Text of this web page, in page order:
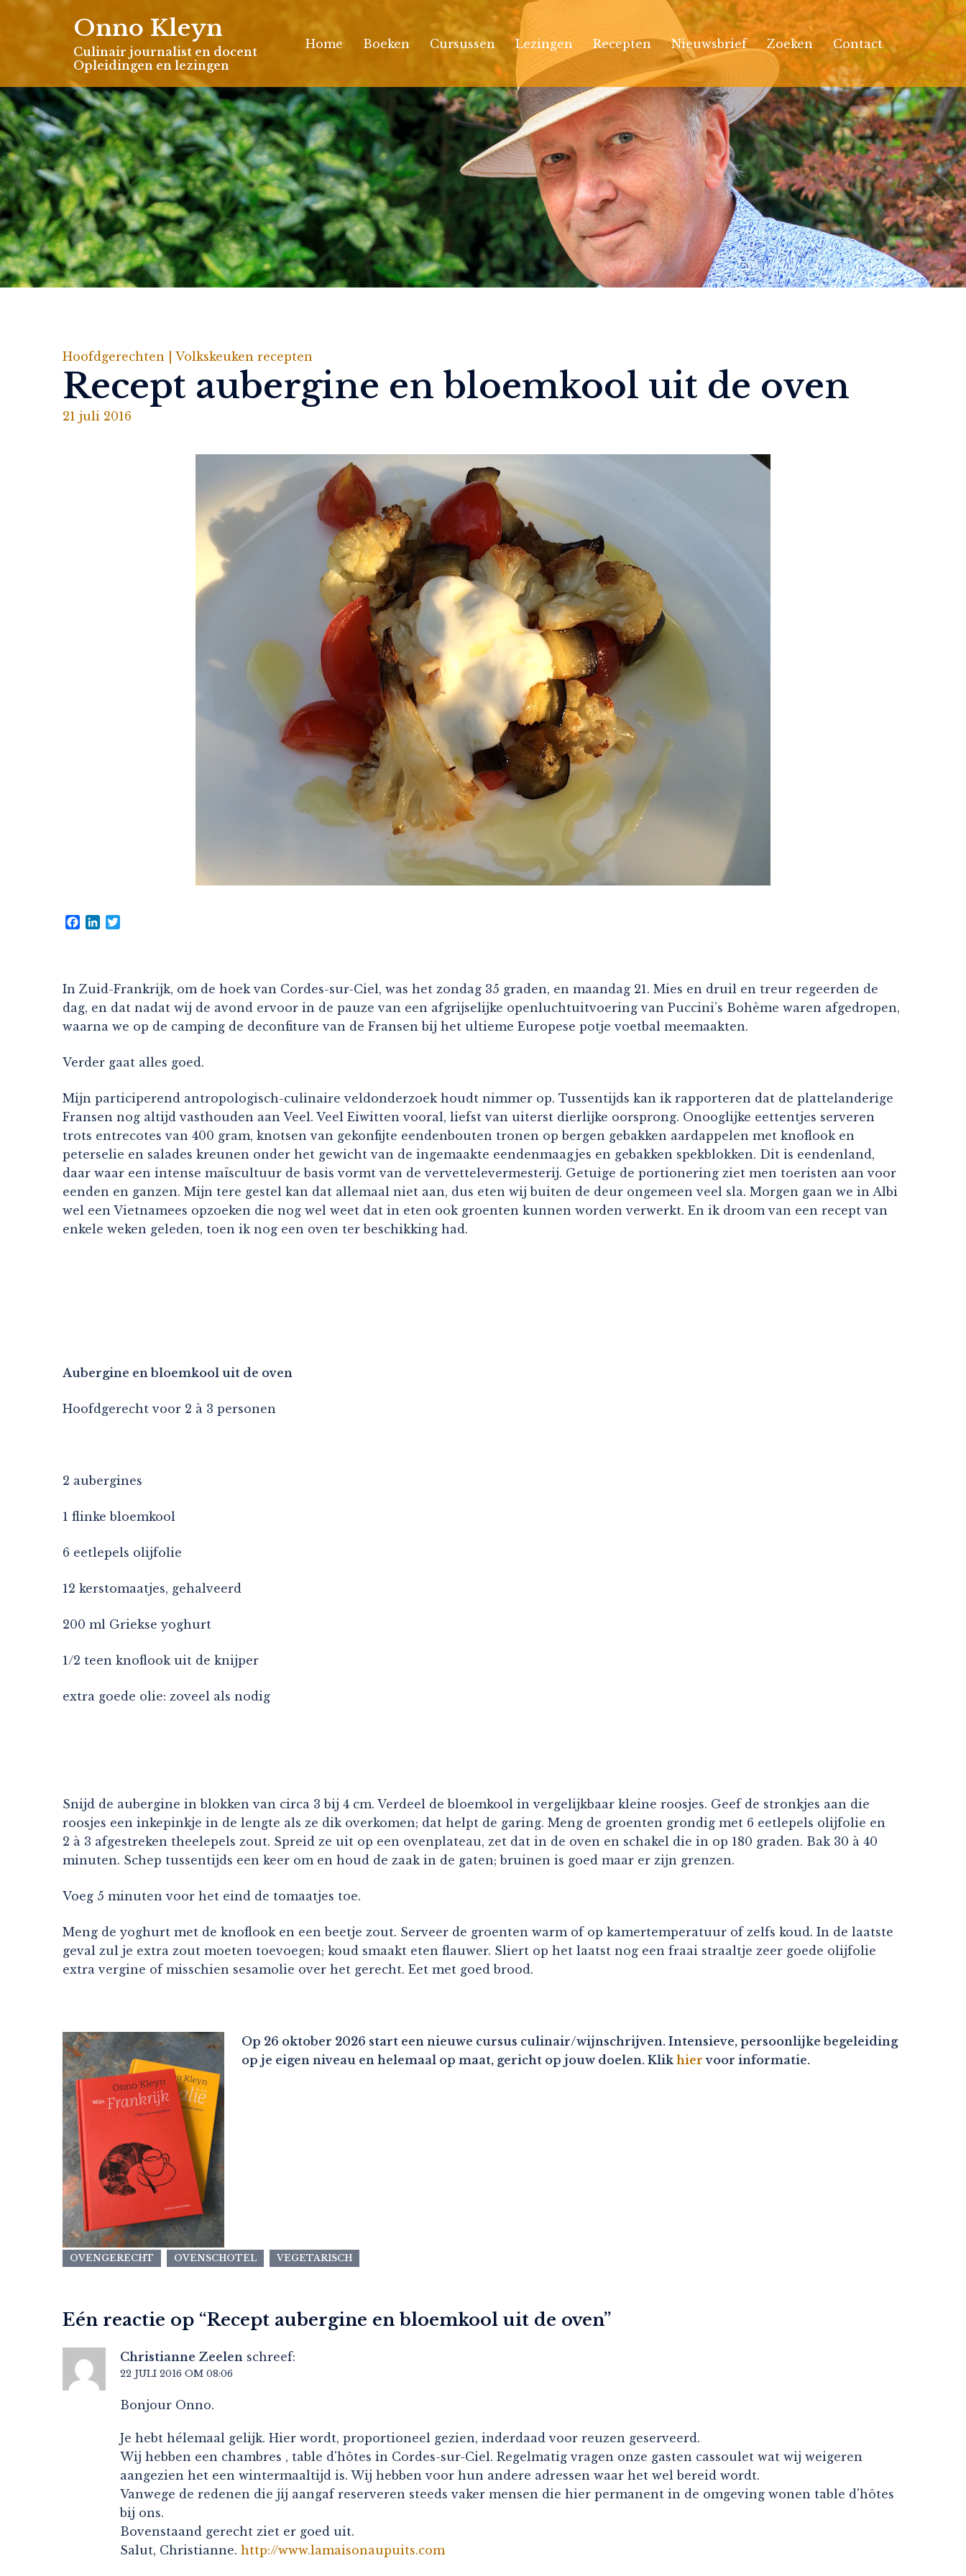
Skip
content
Onno Kleyn
Culinair journalist en docent
Opleidingen en lezingen
Home Boeken Cursussen Lezingen Recepten Nieuwsbrief Zoeken Contact
Hoofdgerechten | Volkskeuken recepten
Recept aubergine en bloemkool uit de oven
21 juli 2016
Facebook
LinkedIn
In Zuid-Frankrijk, om de hoek van Cordes-sur-Ciel, was het zondag 35 graden, en maandag 21. Mies en druil en treur regeerden de
dag, en dat nadat wij de avond ervoor in de pauze van een afgrijselijke openluchtuitvoering van Puccini’s Bohème waren afgedropen,
waarna we op de camping de deconfiture van de Fransen bij het ultieme Europese potje voetbal meemaakten.
Verder gaat alles goed.
Mijn participerend antropologisch-culinaire veldonderzoek houdt nimmer op. Tussentijds kan ik rapporteren dat de plattelanderige
Fransen nog altijd vasthouden aan Veel. Veel Eiwitten vooral, liefst van uiterst dierlijke oorsprong. Onooglijke eettentjes serveren
trots entrecotes van 400 gram, knotsen van gekonfijte eendenbouten tronen op bergen gebakken aardappelen met knoflook en
peterselie en salades kreunen onder het gewicht van de ingemaakte eendenmaagjes en gebakken spekblokken. Dit is eendenland,
daar waar een intense maïscultuur de basis vormt van de vervettelevermesterij. Getuige de portionering ziet men toeristen aan voor
eenden en ganzen. Mijn tere gestel kan dat allemaal niet aan, dus eten wij buiten de deur ongemeen veel sla. Morgen gaan we in Albi
wel een Vietnamees opzoeken die nog wel weet dat in eten ook groenten kunnen worden verwerkt. En ik droom van een recept van
enkele weken geleden, toen ik nog een oven ter beschikking had.
Aubergine en bloemkool uit de oven
Hoofdgerecht voor 2 à 3 personen
2 aubergines
1 flinke bloemkool
6 eetlepels olijfolie
12 kerstomaatjes, gehalveerd
200 ml Griekse yoghurt
1/2 teen knoflook uit de knijper
extra goede olie: zoveel als nodig
Snijd de aubergine in blokken van circa 3 bij 4 cm. Verdeel de bloemkool in vergelijkbaar kleine roosjes. Geef de stronkjes aan die
roosjes een inkepinkje in de lengte als ze dik overkomen; dat helpt de garing. Meng de groenten grondig met 6 eetlepels olijfolie en
2 à 3 afgestreken theelepels zout. Spreid ze uit op een ovenplateau, zet dat in de oven en schakel die in op 180 graden. Bak 30 à 40
minuten. Schep tussentijds een keer om en houd de zaak in de gaten; bruinen is goed maar er zijn grenzen.
Voeg 5 minuten voor het eind de tomaatjes toe.
Meng de yoghurt met de knoflook en een beetje zout. Serveer de groenten warm of op kamertemperatuur of zelfs koud. In de laatste
geval zul je extra zout moeten toevoegen; koud smaakt eten flauwer. Sliert op het laatst nog een fraai straaltje zeer goede olijfolie
extra vergine of misschien sesamolie over het gerecht. Eet met goed brood.
Op 26 oktober 2026 start een nieuwe cursus culinair/wijnschrijven. Intensieve, persoonlijke begeleiding
op je eigen niveau en helemaal op maat, gericht op jouw doelen. Klik hier voor informatie.
OVENGERECHT OVENSCHOTEL VEGETARISCH
Eén reactie op “Recept aubergine en bloemkool uit de oven”
Christianne Zeelen schreef:
22 JULI 2016 OM 08:06
Bonjour Onno.
Je hebt hélemaal gelijk. Hier wordt, proportioneel gezien, inderdaad voor reuzen geserveerd.
Wij hebben een chambres , table d'hôtes in Cordes-sur-Ciel. Regelmatig vragen onze gasten cassoulet wat wij weigeren
aangezien het een wintermaaltijd is. Wij hebben voor hun andere adressen waar het wel bereid wordt.
Vanwege de redenen die jij aangaf reserveren steeds vaker mensen die hier permanent in de omgeving wonen table d'hôtes
bij ons.
Bovenstaand gerecht ziet er goed uit.
Salut, Christianne. http://www.lamaisonaupuits.com